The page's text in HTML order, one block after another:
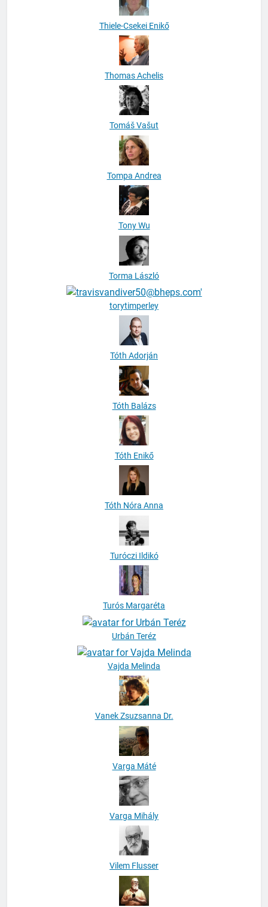
Thiele-Csekei Enikő
Thomas Achelis
Tomáš Vašut
Tompa Andrea
Tony Wu
Torma László
Tóth Adorján
Tóth Balázs
Tóth Enikő
Tóth Nóra Anna
Turóczi Ildikó
Turós Margaréta
Vanek Zsuzsanna Dr.
Varga Máté
Varga Mihály
Vilem Flusser
Virág Pál